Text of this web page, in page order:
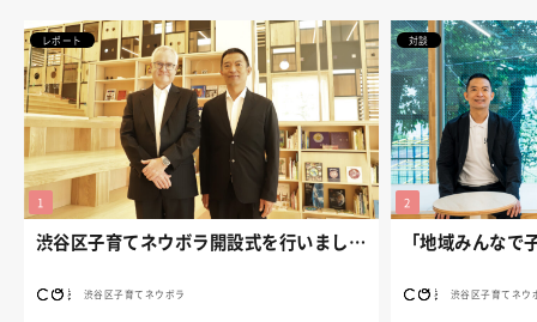
レポート
渋谷区子育てネウボラ開設式を行いました。
渋谷区子育てネウボラ
対談
渋谷区子育てネウ